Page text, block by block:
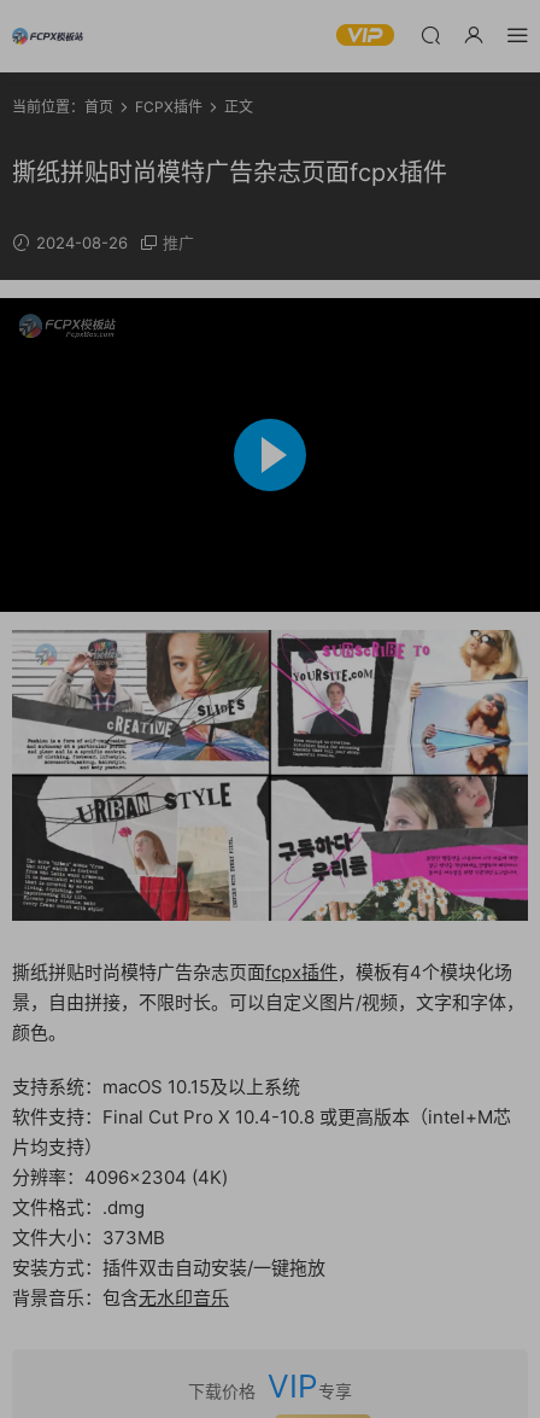
当前位置： 首页 FCPX插件 正文
撕纸拼贴时尚模特广告杂志页面fcpx插件
2024-08-26 推广
撕纸拼贴时尚模特广告杂志页面fcpx插件，模板有4个模块化场
景，自由拼接，不限时长。可以自定义图片/视频，文字和字体，
颜色。
支持系统：macOS 10.15及以上系统
软件支持：Final Cut Pro X 10.4-10.8 或更高版本（intel+M芯
片均支持）
分辨率：4096×2304 (4K)
文件格式：.dmg
文件大小：373MB
安装方式：插件双击自动安装/一键拖放
背景音乐：包含无水印音乐
下载价格 VIP专享